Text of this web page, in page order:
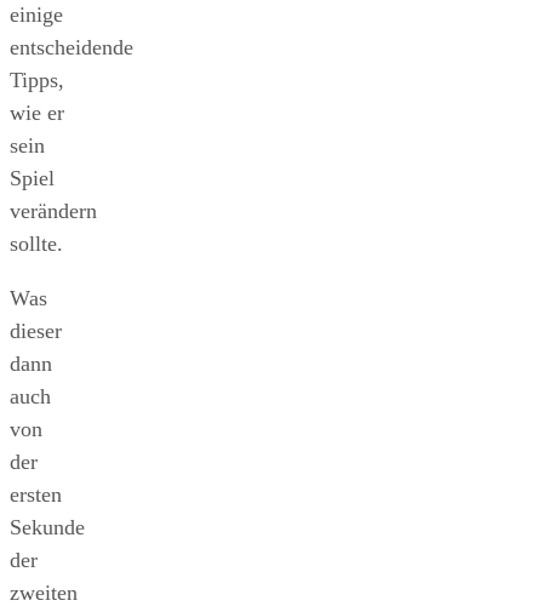
einige
entscheidende
Tipps,
wie er
sein
Spiel
verändern
sollte.
Was
dieser
dann
auch
von
der
ersten
Sekunde
der
zweiten